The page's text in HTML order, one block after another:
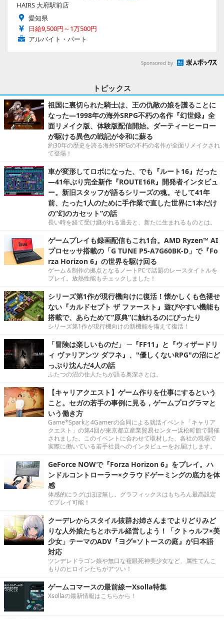
HAIRS 大府駅前店
愛知県
日給9,500円～1万500円
アルバイト・パート
Sponsored by
トピックス
祖国に裏切られた騎士は、王の仇敵の娘を護ることに
なった―1998年の海外SRPG不朽の名作『幻世録』全
面リメイク版、体験版配信開始。ダーティーヒーロー
が駆ける異色の戦記が令和に蘇る
約30年の歴史を誇る海外SRPGの不朽の名作が全面リメイクされ
て登場！
車が変形してロボになった、でも『ルート16』だった
―41年ぶり完全新作『ROUTE16R』開発者インタビュ
ー。新旧スタッフが語るシリーズの魂。そして41年
前、たった1人のために手作業で直した世界に1本だけ
の“幻のカセット”の話
長い時を経て受け継がれる過去と、新たに生まれるものとは。
ゲームプレイも録画配信もこれ1台。AMD Ryzen™ AI
プロセッサ搭載の「G TUNE P5-A7G60BK-D」で『Fo
rza Horizon 6』の世界を駆け回る
ゲーム＆制作の拠点となるノートPCで話題のレースタイトルを
プレイ。放熱性能もチェックしました！
シリーズ第1作が現行機向けに復活！懐かしくも色褪せ
ない『カルドセプト ザ ファースト』遊びやすい機能も
搭載で、あらためて“原典”に触れるのにぴったり
シリーズ第1作が現行機向けの新機能を備えて復活！
「冒険は楽しいものだ」 ─『FF11』と『ウィザードリ
ィ ヴァリアンツ ダフネ』、"優しくないRPG"の沼にど
っぷり沈んだ4人の話
ふたつの沼の住人たちが語る奥深さとは。
【キャリアクエスト】ゲーム作りを仕事にするという
こと。セガの若手の事例に見る，ゲームプログラマと
いう働き方
Game*Sparkと4Gamerの合同による就活イベント「キャリア
クエスト」の第4回が東京都立産業貿易センター浜松町館で開催
されました。このイベントに合わせて取材した、各社の現場で
実際に働いている若手社員へのインタビューをお届けします。
GeForce NOWで『Forza Horizon 6』をプレイ。ハ
ンドルコントローラー×クラウドゲーミングの底力を体
感
体感的にラグはほぼ無し。グラフィックスはもちろん最高設定
でプレイ可能！
クーデレからスタイル抜群お姉さんまでよりどりみど
りな人外娘たちとホテル経営しよう！「クトゥルフ×美
少女」テーマのADV『ヨグ=ソトースの庭』が日本語
対応
ツンデレドラゴン娘や無口な複眼死神美少女など、属性てんこ
もりのヒロインたちがアツい！
ゲームコマースの最前線ーXsolla特集
Xsollaの最新情報はこちらから！